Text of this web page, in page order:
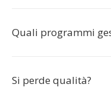
Quali programmi
Si perde qualità?